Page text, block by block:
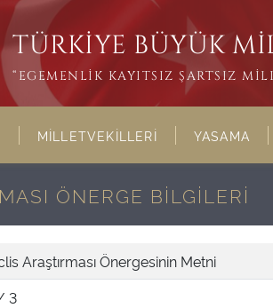
TÜRKİYE BÜYÜK
“EGEMENLİK KAYITSIZ ŞARTSIZ
MİLLETVEKİLLERİ YASAMA
ÖNERGE BİLGİLERİ
Araştırması Önergesinin Metni
3